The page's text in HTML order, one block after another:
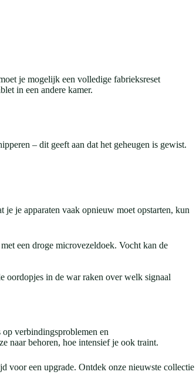
je mogelijk een volledige fabrieksreset
in een andere kamer.
– dit geeft aan dat het geheugen is gewist.
je apparaten vaak opnieuw moet opstarten, kun
een droge microvezeldoek. Vocht kan de
oordopjes in de war raken over welk signaal
op verbindingsproblemen en
naar behoren, hoe intensief je ook traint.
voor een upgrade. Ontdek onze nieuwste collectie